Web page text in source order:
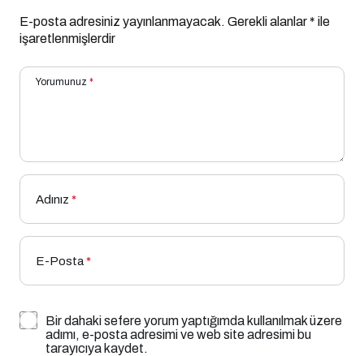
E-posta adresiniz yayınlanmayacak. Gerekli alanlar* ile
işaretlenmişlerdir
Yorumunuz *
Adınız *
E-Posta*
Bir dahaki sefere yorum yaptığımda kullanılmak üzere
adımı, e-posta adresimi ve web site adresimi bu
tarayıcıya kaydet.